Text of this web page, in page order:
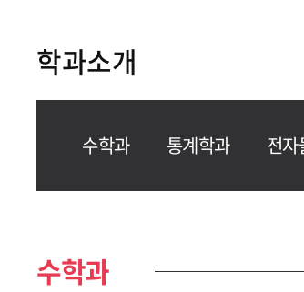
학과소개
수학과 통계학과 전
수학과